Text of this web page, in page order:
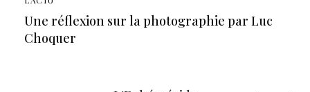
Une réflexion sur la photographie par Luc
Choquer